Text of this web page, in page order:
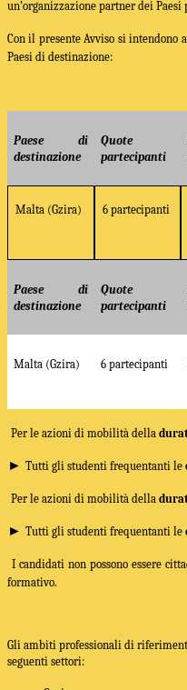
un’organizzazione partner dei
Con il presente Avviso si intendono
Paesi di destinazione:
Paese di
destinazione
Quote
partecipanti
Malta (Gzira) 6 partecipanti
Paese di
destinazione
Quote
partecipanti
Malta (Gzira) 6 partecipanti
Per le azioni di mobilità della
► Tutti gli studenti frequentanti le
Per le azioni di mobilità della
► Tutti gli studenti frequentanti le
I candidati non possono essere
formativo.
Gli ambiti professionali di
seguenti settori: